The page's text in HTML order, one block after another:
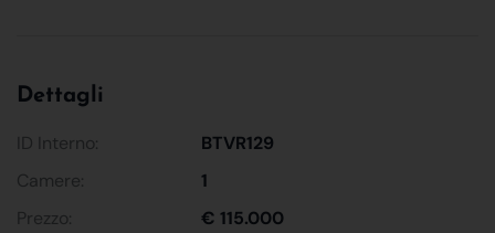
Dettagli
ID Interno:
BTVR129
Camere:
1
Prezzo:
€ 115.000